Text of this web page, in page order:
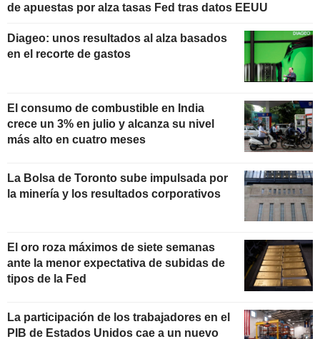
de apuestas por alza tasas Fed tras datos EEUU
Diageo: unos resultados al alza basados
en el recorte de gastos
El consumo de combustible en India
crece un 3% en julio y alcanza su nivel
más alto en cuatro meses
La Bolsa de Toronto sube impulsada por
la minería y los resultados corporativos
El oro roza máximos de siete semanas
ante la menor expectativa de subidas de
tipos de la Fed
La participación de los trabajadores en el
PIB de Estados Unidos cae a un nuevo